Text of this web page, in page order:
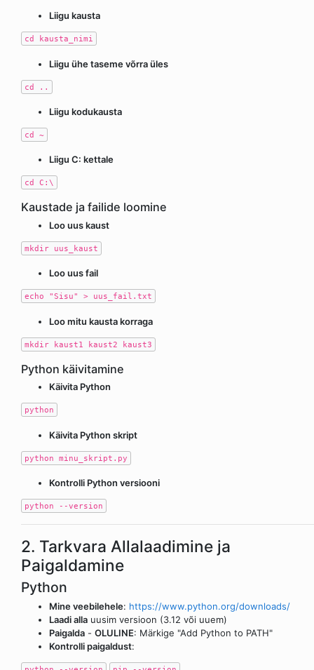
Liigu kausta
cd kausta_nimi
Liigu ühe taseme võrra üles
cd ..
Liigu kodukausta
cd ~
Liigu C: kettale
cd C:\
Kaustade ja failide loomine
Loo uus kaust
mkdir uus_kaust
Loo uus fail
echo "Sisu" > uus_fail.txt
Loo mitu kausta korraga
mkdir kaust1 kaust2 kaust3
Python käivitamine
Käivita Python
python
Käivita Python skript
python minu_skript.py
Kontrolli Python versiooni
python --version
2. Tarkvara Allalaadimine ja
Paigaldamine
Python
Mine veebilehele: https://www.python.org/downloads/
Laadi alla uusim versioon (3.12 või uuem)
Paigalda - OLULINE: Märkige "Add Python to PATH"
Kontrolli paigaldust: